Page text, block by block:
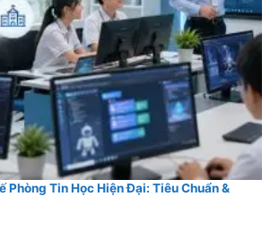
Phòng Tin Học Hiện Đại: Tiêu Chuẩn &